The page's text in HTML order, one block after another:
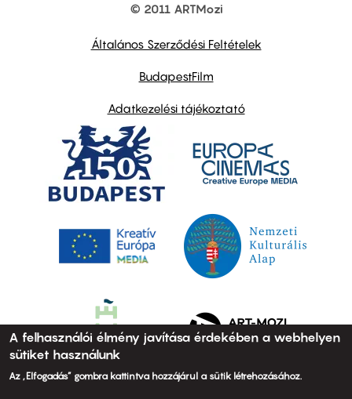
© 2011 ARTMozi
Általános Szerződési Feltételek
BudapestFilm
Adatkezelési tájékoztató
A felhasználói élmény javítása érdekében a webhelyen
sütiket használunk
Az „Elfogadás” gombra kattintva hozzájárul a sütik létrehozásához.